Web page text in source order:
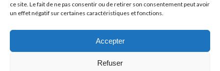
ce site. Le fait de ne pas consentir ou de retirer son consentement peut avoir
un effet négatif sur certaines caractéristiques et fonctions.
Accepter
Refuser
Actualité au sens large